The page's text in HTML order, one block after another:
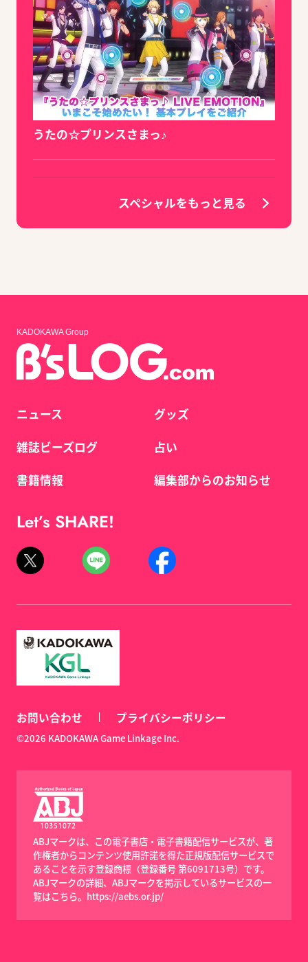
うたの☆プリンスさまっ♪
スペシャルをもっと見る
KADOKAWA Group
ニュース
雑誌ビーズログ
書籍情報
グッズ
占い
編集部からのお知らせ
Let’s SHARE!
お問い合わせ プライバシーポリシー
©2026 KADOKAWA Game Linkage Inc.
ABJマークは、この電子書店・電子書籍配信サービスが、著
作権者からコンテンツ使用許諾を得た正規版配信サービスで
あることを示す登録商標（登録番号 第6091713号）です。
ABJマークの詳細、ABJマークを掲示しているサービスの一
覧はこちら。 https://aebs.or.jp/